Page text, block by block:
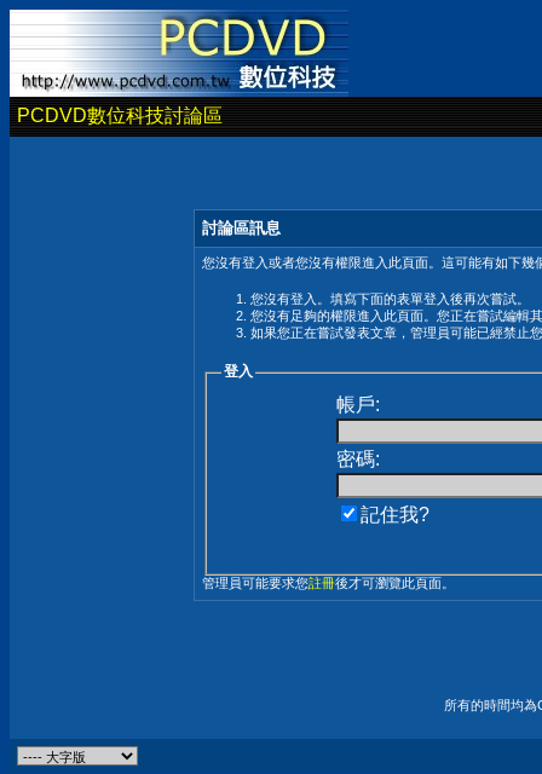
PCDVD數位科技討論區
討論區訊息
您沒有登入或者您沒有權限進入此頁面。這可能有如下幾
您沒有登入。填寫下面的表單登入後再次嘗試。
您沒有足夠的權限進入此頁面。您正在嘗試編輯
如果您正在嘗試發表文章，管理員可能已經禁止
登入
帳戶:
密碼:
記住我?
管理員可能要求您註冊後才可瀏覽此頁面。
所有的時間均為